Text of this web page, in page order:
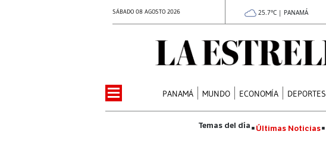
SÁBADO 08 AGOSTO 2026 25.7°C | PANAMÁ
PANAMÁ MUNDO ECONOMÍA DEPORTES
Últimas Noticias